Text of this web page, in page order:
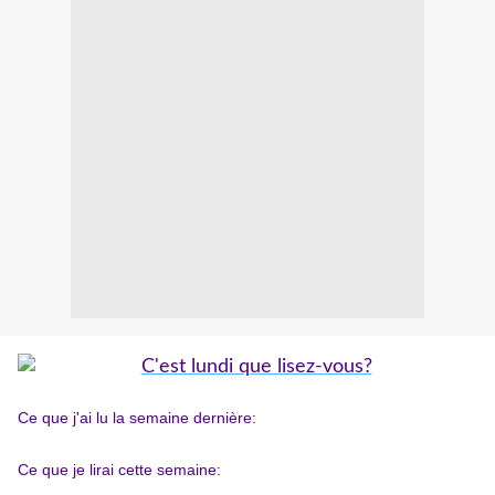
Ce que j'ai lu la semaine dernière:
Ce que je lirai cette semaine: